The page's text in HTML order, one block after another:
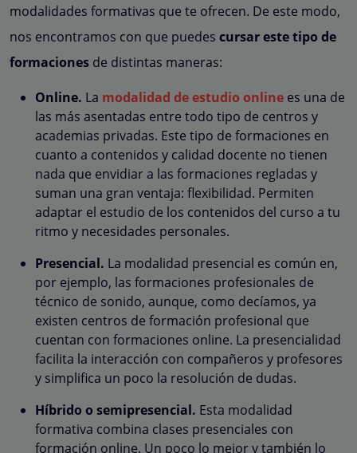
modalidades formativas que te ofrecen. De este modo,
nos encontramos con que puedes cursar este tipo de
formaciones de distintas maneras:
Online. La modalidad de estudio online es una de
las más asentadas entre todo tipo de centros y
academias privadas. Este tipo de formaciones en
cuanto a contenidos y calidad docente no tienen
nada que envidiar a las formaciones regladas y
suman una gran ventaja: flexibilidad. Permiten
adaptar el estudio de los contenidos del curso a tu
ritmo y necesidades personales.
Presencial. La modalidad presencial es común en,
por ejemplo, las formaciones profesionales de
técnico de sonido, aunque, como decíamos, ya
existen centros de formación profesional que
cuentan con formaciones online. La presencialidad
facilita la interacción con compañeros y profesores
y simplifica un poco la resolución de dudas.
Híbrido o semipresencial. Esta modalidad
formativa combina clases presenciales con
formación online. Un poco lo mejor y también lo